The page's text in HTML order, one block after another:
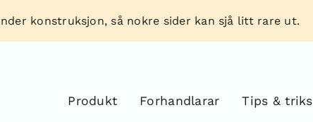
konstruksjon, så nokre sider kan sjå litt rare ut.
Produkt Forhandlarar Tips & triks